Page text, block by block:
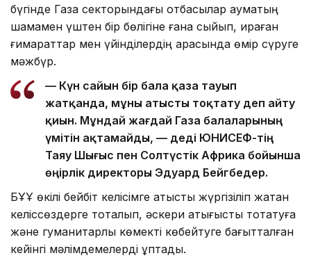
бүгінде Газа секторындағы отбасылар аумақтың
шамамен үштен бір бөлігіне ғана сыйып, қираған
ғимараттар мен үйінділердің арасында өмір сүруге
мәжбүр.
— Күн сайын бір бала қаза тауып
жатқанда, мұны атысты тоқтату деп айту
қиын. Мұндай жағдай Газа балаларының
үмітін ақтамайды, — деді ЮНИСЕФ-тің
Таяу Шығыс пен Солтүстік Африка бойынша
өңірлік директоры Эдуард Бейгбедер.
БҰҰ өкілі бейбіт келісімге қатысты жүргізіліп жатқан
келіссөздерге тоқталып, әскери қақтығысты тоқтатуға
және гуманитарлық көмекті көбейтуге бағытталған
кейінгі мәлімдемелерді құптады.